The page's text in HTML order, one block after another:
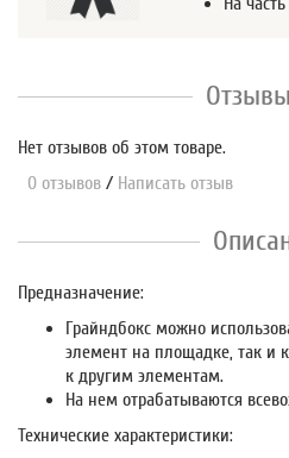
Нет отзывов об этом товаре.
0 отзывов / Написать отзыв
Предназначение:
Грайндбокс можно
элемент на площадке, так и
к другим элементам.
На нем отрабатываются
Технические характеристики: